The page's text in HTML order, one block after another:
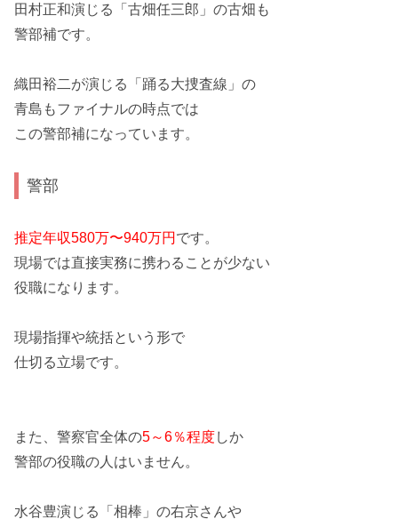
田村正和演じる 「古畑任三郎」の古畑 も
警部補です。
織田裕二が演じる
「踊る大捜査線」の
青島 もファイナルの時点では
この警部補になっています。
警部
推定年収580万〜940万円 です。
現場では直接実務に携わることが少ない
役職になります。
現場指揮や統括という形で
仕切る立場です。
また、警察官全体の5～6％程度しか
警部の役職の人はいません。
水谷豊演じる 「相棒」の右京さんや